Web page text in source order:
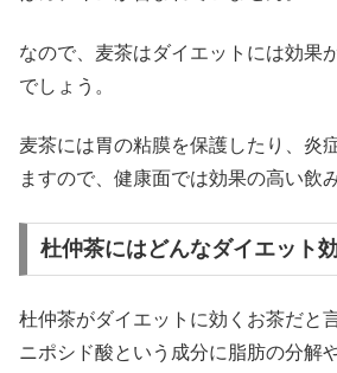
なので、麦茶はダイエットには効果
でしょう。
麦茶には胃の粘膜を保護したり、炎
ますので、健康面では効果の高い飲
杜仲茶にはどんなダイエット
杜仲茶がダイエットに効くお茶だと
ニポシド酸という成分に脂肪の分解